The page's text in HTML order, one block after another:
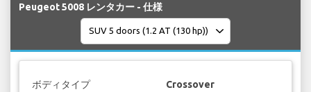
Peugeot 5008 レンタカー - 仕様
ボディタイプ Crossover